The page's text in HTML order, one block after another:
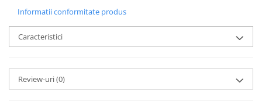
Informatii conformitate produs
Caracteristici
Review-uri(0)